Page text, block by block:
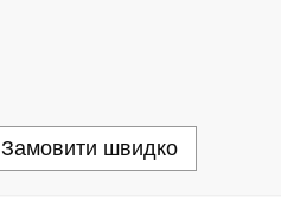
Замовити швидко